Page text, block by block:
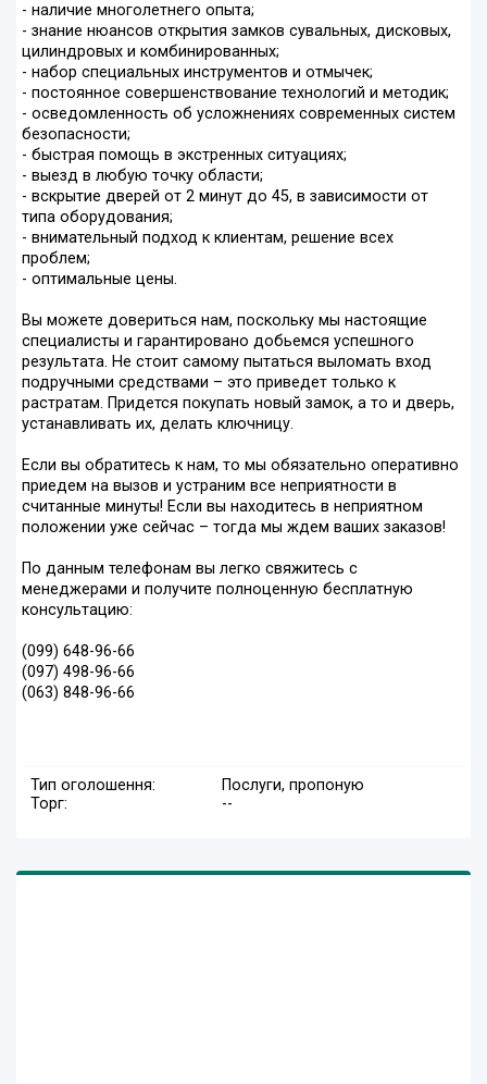
- наличие многолетнего опыта;
- знание нюансов открытия замков сувальных, дисковых,
цилиндровых и комбинированных;
- набор специальных инструментов и отмычек;
- постоянное совершенствование технологий и методик;
- осведомленность об усложнениях современных систем
безопасности;
- быстрая помощь в экстренных ситуациях;
- выезд в любую точку области;
- вскрытие дверей от 2 минут до 45, в зависимости от
типа оборудования;
- внимательный подход к клиентам, решение всех
проблем;
- оптимальные цены.
Вы можете довериться нам, поскольку мы настоящие
специалисты и гарантировано добьемся успешного
результата. Не стоит самому пытаться выломать вход
подручными средствами – это приведет только к
растратам. Придется покупать новый замок, а то и дверь,
устанавливать их, делать ключницу.
Если вы обратитесь к нам, то мы обязательно оперативно
приедем на вызов и устраним все неприятности в
считанные минуты! Если вы находитесь в неприятном
положении уже сейчас – тогда мы ждем ваших заказов!
По данным телефонам вы легко свяжитесь с
менеджерами и получите полноценную бесплатную
консультацию:
(099) 648-96-66
(097) 498-96-66
(063) 848-96-66
Тип оголошення:
Послуги, пропоную
Торг:
--